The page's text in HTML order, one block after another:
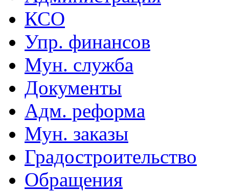
КСО
Упр. финансов
Мун. служба
Документы
Адм. реформа
Мун. заказы
Градостроительство
Обращения